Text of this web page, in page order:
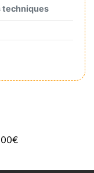
techniques